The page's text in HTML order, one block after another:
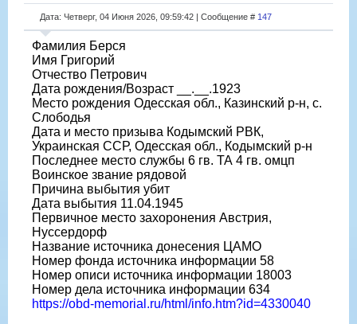
Дата: Четверг, 04 Июня 2026, 09:59:42 | Сообщение # 147
Фамилия Берся
Имя Григорий
Отчество Петрович
Дата рождения/Возраст __.__.1923
Место рождения Одесская обл., Казинский р-н, с.
Слободья
Дата и место призыва Кодымский РВК,
Украинская ССР, Одесская обл., Кодымский р-н
Последнее место службы 6 гв. ТА 4 гв. омцп
Воинское звание рядовой
Причина выбытия убит
Дата выбытия 11.04.1945
Первичное место захоронения Австрия,
Нуссердорф
Название источника донесения ЦАМО
Номер фонда источника информации 58
Номер описи источника информации 18003
Номер дела источника информации 634
https://obd-memorial.ru/html/info.htm?id=4330040